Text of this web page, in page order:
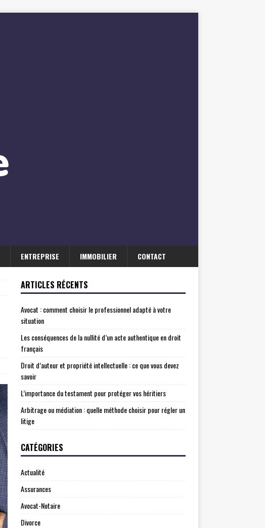
ENTREPRISE IMMOBILIER CONTACT
ARTICLES RÉCENTS
Avocat : comment choisir le professionnel adapté à votre
situation
Les conséquences de la nullité d’un acte authentique en droit
français
Droit d’auteur et propriété intellectuelle : ce que vous devez
savoir
L’importance du testament pour protéger vos héritiers
Arbitrage ou médiation : quelle méthode choisir pour régler un
litige
CATÉGORIES
Actualité
Assurances
Avocat-Notaire
Divorce